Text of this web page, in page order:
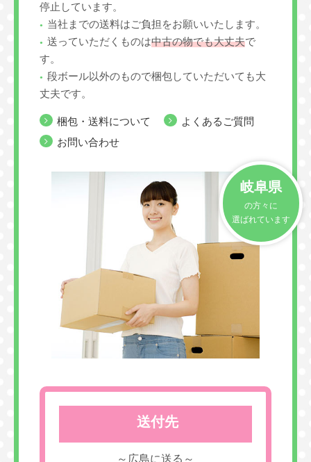
停止しています。
当社までの送料はご負担をお願いいたします。
送っていただくものは中古の物でも大丈夫で
す。
段ボール以外のもので梱包していただいても大
丈夫です。
梱包・送料について
よくあるご質問
お問い合わせ
岐阜県
の方々に
選ばれています
送付先
～広島に送る～